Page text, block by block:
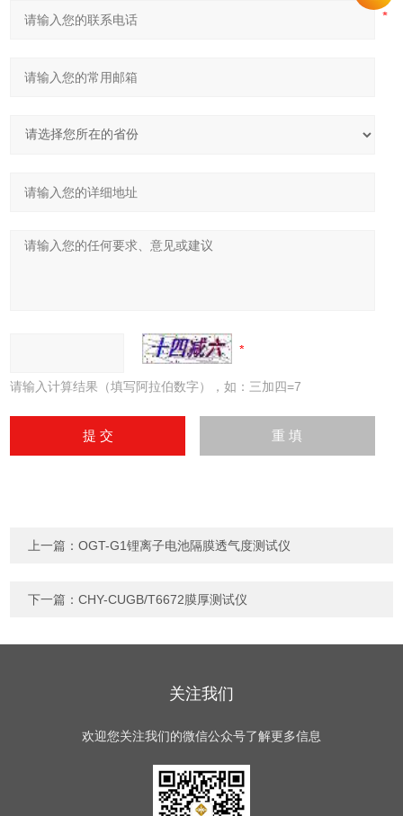
请输入计算结果（填写阿拉伯数字），如：三加四=7
上一篇：OGT-G1锂离子电池隔膜透气度测试仪
下一篇：CHY-CUGB/T6672膜厚测试仪
关注我们
欢迎您关注我们的微信公众号了解更多信息